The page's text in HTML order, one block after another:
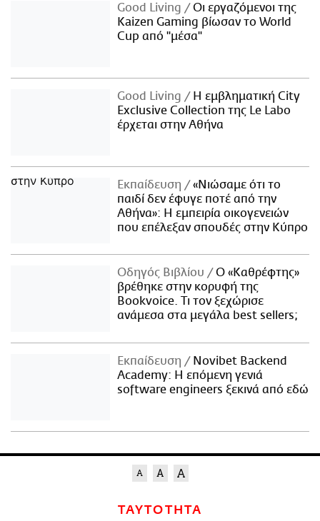
Good Living
Οι εργαζόμενοι της
Kaizen Gaming βίωσαν το World
Cup από "μέσα"
Good Living
Η εμβληματική City
Exclusive Collection της Le Labo
έρχεται στην Αθήνα
Εκπαίδευση
«Νιώσαμε ότι το
παιδί δεν έφυγε ποτέ από την
Αθήνα»: Η εμπειρία οικογενειών
που επέλεξαν σπουδές στην Κύπρο
Οδηγός Βιβλίου
Ο «Καθρέφτης»
βρέθηκε στην κορυφή της
Bookvoice. Τι τον ξεχώρισε
ανάμεσα στα μεγάλα best sellers;
Εκπαίδευση
Novibet Backend
Academy: Η επόμενη γενιά
software engineers ξεκινά από εδώ
ΤΑΥΤΟΤΗΤΑ